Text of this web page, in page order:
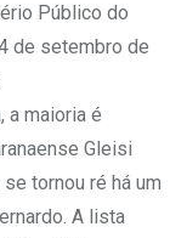
Público do
de setembro de
a maioria é
Gleisi
tornou ré há um
A lista